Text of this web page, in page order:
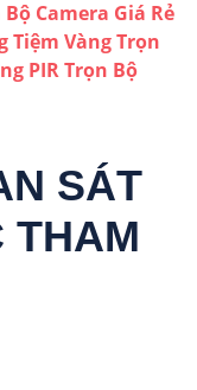
Camera Giá Rẻ
Tiệm VàngTrọn
PIRTrọn Bộ
SÁT
THAM